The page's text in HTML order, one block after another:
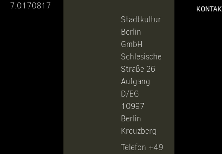
7.0170817
Stadtkultur
Berlin
GmbH
Schlesische
Straße 26
Aufgang
D/EG
10997
Berlin
Kreuzberg
Telefon +49